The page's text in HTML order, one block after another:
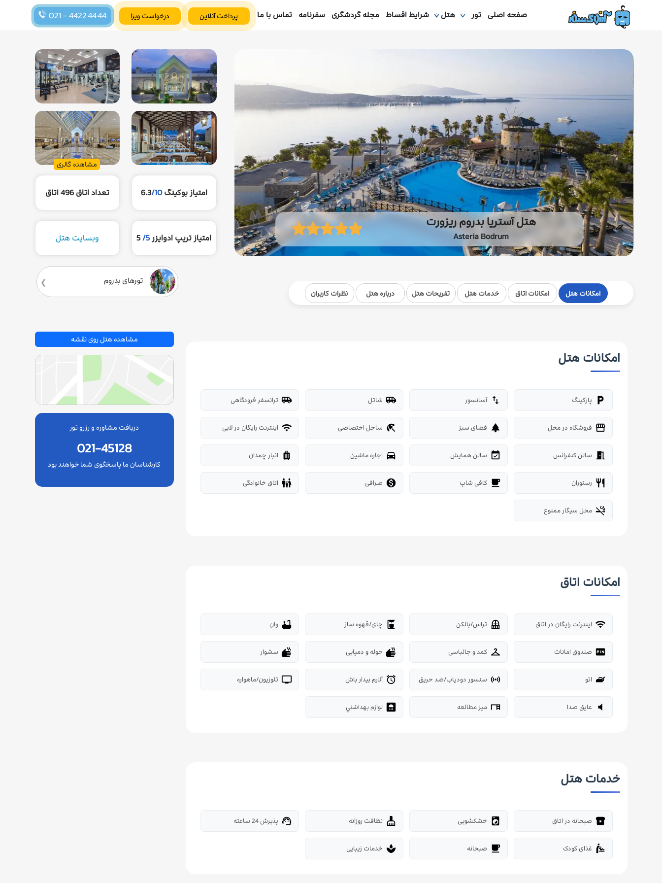
صفحه اصلی تور هتل شرایط اقساط مجله گردشگری سفرنامه تماس با ما درخواست ویزا 021 - 4422 44 44 پرداخت آنلاین
هتل آستریا بدروم ریزورت
Asteria Bodrum
مشاهده گالری
امتیاز بوکینگ 6.3/10 تعداد اتاق496 اتاق
امتیاز تریپ ادوایزر5/
5 وبسایت هتل
تورهای بدروم
امکانات هتل امکانات اتاق خدمات هتل تفریحات هتل درباره هتل نظرات کاربران
امکانات هتل
local_parking پارکینگ import_export آسانسور airport_shuttle شاتل airport_shuttle ترانسفر فرودگاهی
storefront فروشگاه در محل park فضای سبز beach_access ساحل اختصاصی wifi اینترنت رایگان در لابی
meeting_room سالن کنفرانس event_available سالن همایش directions_car اجاره ماشین luggage انبار چمدان
restaurant رستوران local_cafe کافی شاپ  صرافی family_restroom اتاق خانوادگی
smoke_free محل سیگار ممنوع
امکانات اتاق
wifi اینترنت رایگان در اتاق balcony تراس/بالکن coffee_maker چای/قهوه ساز bathtub وان
fiber_pin صندوق امانات checkroom کمد و جالباسی dry حوله و دمپایی dry سشوار
iron اتو sensors سنسور دودیاب/ضد حریق alarm آلارم بیدار باش tv تلوزیون/ماهواره
volume_mute عایق صدا desk میز مطالعه bathroom لوازم بهداشتي
خدمات هتل
breakfast_dining صبحانه در اتاق local_laundry_service خشکشویی cleaning_services نظافت روزانه support_agent پذیرش 24 ساعته
baby_changing_station غذای کودک free_breakfast صبحانه spa خدمات زیبایی
مشاهده هتل روی نقشه
دریافت مشاوره و رزرو تور
021-45128
کارشناسان ما پاسخگوی شما خواهند بود